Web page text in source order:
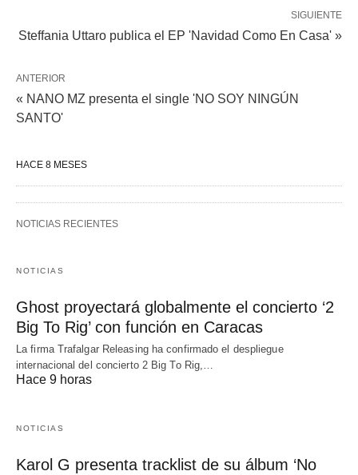
SIGUIENTE
Steffania Uttaro publica el EP 'Navidad Como En Casa' »
ANTERIOR
« NANO MZ presenta el single 'NO SOY NINGÚN
SANTO'
HACE 8 MESES
NOTICIAS RECIENTES
NOTICIAS
Ghost proyectará globalmente el concierto ‘2
Big To Rig’ con función en Caracas
La firma Trafalgar Releasing ha confirmado el despliegue
internacional del concierto 2 Big To Rig,…
Hace 9 horas
NOTICIAS
Karol G presenta tracklist de su álbum ‘No